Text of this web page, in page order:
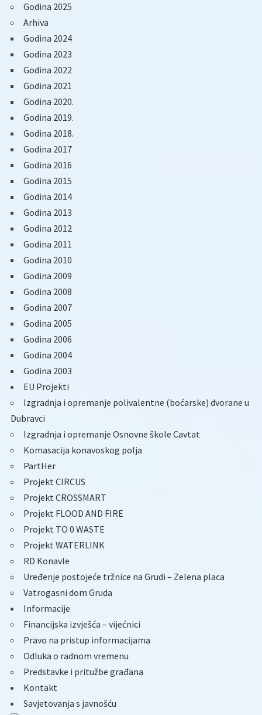
Godina 2025
Arhiva
Godina 2024
Godina 2023
Godina 2022
Godina 2021
Godina 2020.
Godina 2019.
Godina 2018.
Godina 2017
Godina 2016
Godina 2015
Godina 2014
Godina 2013
Godina 2012
Godina 2011
Godina 2010
Godina 2009
Godina 2008
Godina 2007
Godina 2005
Godina 2006
Godina 2004
Godina 2003
EU Projekti
Izgradnja i opremanje polivalentne (boćarske) dvorane u
Dubravci
Izgradnja i opremanje Osnovne škole Cavtat
Komasacija konavoskog polja
PartHer
Projekt CIRCUS
Projekt CROSSMART
Projekt FLOOD AND FIRE
Projekt TO 0 WASTE
Projekt WATERLINK
RD Konavle
Uređenje postojeće tržnice na Grudi – Zelena placa
Vatrogasni dom Gruda
Informacije
Financijska izvješća – vijećnici
Pravo na pristup informacijama
Odluka o radnom vremenu
Predstavke i pritužbe građana
Kontakt
Savjetovanja s javnošću